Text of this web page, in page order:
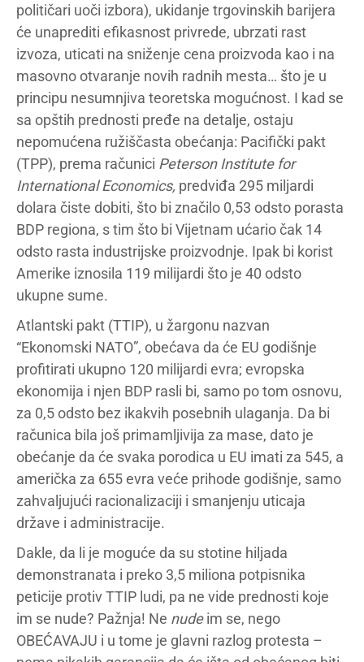
političari uoči izbora), ukidanje trgovinskih barijera
će unaprediti efikasnost privrede, ubrzati rast
izvoza, uticati na sniženje cena proizvoda kao i na
masovno otvaranje novih radnih mesta… što je u
principu nesumnjiva teoretska mogućnost. I kad se
sa opštih prednosti pređe na detalje, ostaju
nepomućena ružiščasta obećanja: Pacifički pakt
(TPP), prema računici Peterson Institute for
International Economics, predviđa 295 miljardi
dolara čiste dobiti, što bi značilo 0,53 odsto porasta
BDP regiona, s tim što bi Vijetnam ućario čak 14
odsto rasta industrijske proizvodnje. Ipak bi korist
Amerike iznosila 119 milijardi što je 40 odsto
ukupne sume.
Atlantski pakt (TTIP), u žargonu nazvan
“Ekonomski NATO”, obećava da će EU godišnje
profitirati ukupno 120 milijardi evra; evropska
ekonomija i njen BDP rasli bi, samo po tom osnovu,
za 0,5 odsto bez ikakvih posebnih ulaganja. Da bi
računica bila još primamljivija za mase, dato je
obećanje da će svaka porodica u EU imati za 545, a
američka za 655 evra veće prihode godišnje, samo
zahvaljujući racionalizaciji i smanjenju uticaja
države i administracije.
Dakle, da li je moguće da su stotine hiljada
demonstranata i preko 3,5 miliona potpisnika
peticije protiv TTIP ludi, pa ne vide prednosti koje
im se nude? Pažnja! Ne nudeim se, nego
OBEĆAVAJU i u tome je glavni razlog protesta –